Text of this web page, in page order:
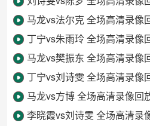
马龙vs法尔克 全场高清录像
丁宁vs朱雨玲 全场高清录像
马龙vs樊振东 全场高清录像
丁宁vs刘诗雯 全场高清录像
马龙vs方博 全场高清录像回
李晓霞vs刘诗雯 全场高清录